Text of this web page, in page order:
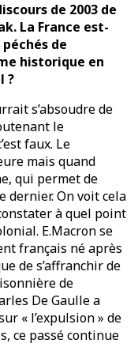
de 2003 de
La France est-
de
historique en
?
s’absoudre de
le
faux. Le
mais quand
qui permet de
dernier. On voit cela
à quel point
E.Macron se
français né après
de s’affranchir de
de
De Gaulle a
« l’expulsion » de
ce passé continue